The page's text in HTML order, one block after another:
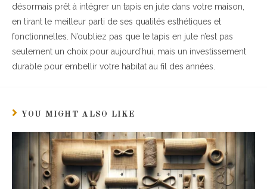
désormais prêt à intégrer un tapis en jute dans votre maison,
en tirant le meilleur parti de ses qualités esthétiques et
fonctionnelles. N’oubliez pas que le tapis en jute n’est pas
seulement un choix pour aujourd’hui, mais un investissement
durable pour embellir votre habitat au fil des années.
YOU MIGHT ALSO LIKE